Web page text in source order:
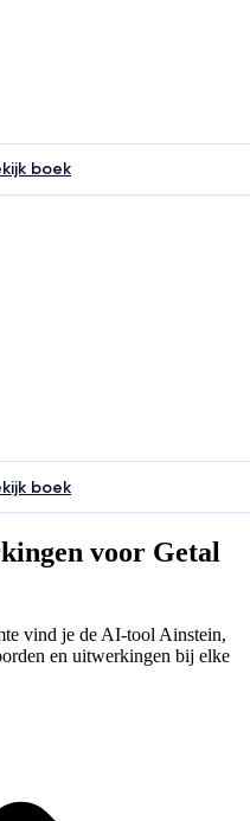
boek
boek
voor Getal
vind je de AI-tool Ainstein,
en uitwerkingen bij elke